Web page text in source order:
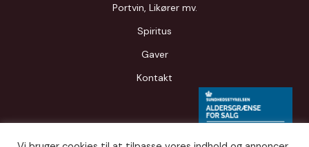
Portvin, Likører mv.
Spiritus
Gaver
Kontakt